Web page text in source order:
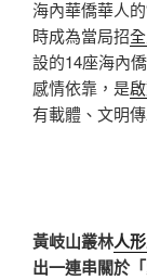
海內華僑華人
時成為當局招
設的14座海內
感情依靠，是
有載體、文明
黃岐山叢林人
出一連串關於